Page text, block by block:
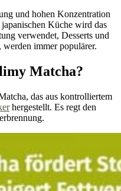
und hohen Konzentration
Küche wird das
verwendet, Desserts und
immer populärer.
Matcha?
das aus kontrolliertem
hergestellt. Es regt den